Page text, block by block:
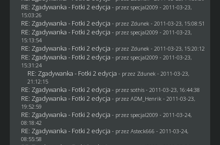
RE: Zgadywanka - Fotki 2 edycja - przez specjal2009 - 2011-03-23,
15:03:26
RE: Zgadywanka - Fotki 2 edycja - przez Zdunek - 2011-03-23, 15:08:51
RE: Zgadywanka - Fotki 2 edycja - przez specjal2009 - 2011-03-23,
15:13:54
RE: Zgadywanka - Fotki 2 edycja - przez Zdunek - 2011-03-23, 15:20:12
RE: Zgadywanka - Fotki 2 edycja - przez specjal2009 - 2011-03-23,
15:31:24
RE: Zgadywanka - Fotki 2 edycja - przez Zdunek - 2011-03-23,
21:12:15
RE: Zgadywanka - Fotki 2 edycja - przez sothis- 2011-03-23, 16:44:38
RE: Zgadywanka - Fotki 2 edycja - przez ADM_Henrik - 2011-03-23,
19:52:59
RE: Zgadywanka - Fotki 2 edycja - przez specjal2009 - 2011-03-24,
08:18:42
RE: Zgadywanka - Fotki 2 edycja - przez Asteck666 - 2011-03-24,
08:55:58